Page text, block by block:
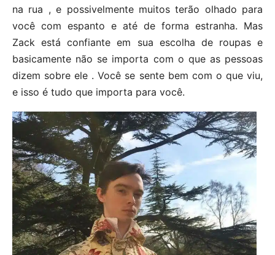
na rua , e possivelmente muitos terão olhado para
você com espanto e até de forma estranha. Mas
Zack está confiante em sua escolha de roupas e
basicamente não se importa com o que as pessoas
dizem sobre ele . Você se sente bem com o que viu,
e isso é tudo que importa para você.